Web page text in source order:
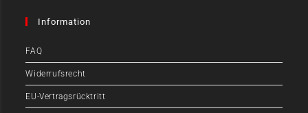
Information
FAQ
Widerrufsrecht
EU-Vertragsrücktritt